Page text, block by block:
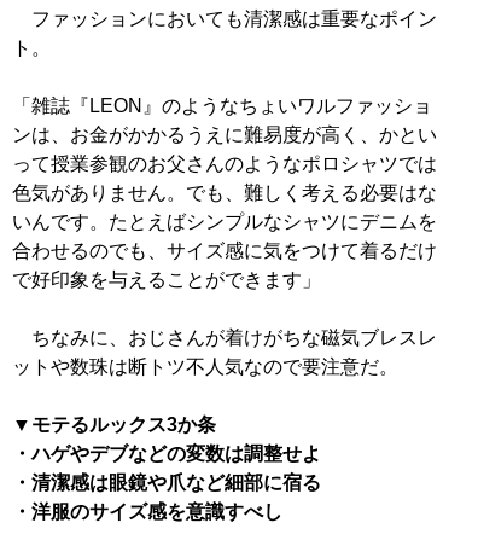
ファッションにおいても清潔感は重要なポイン
ト。
「雑誌『LEON』のようなちょいワルファッショ
ンは、お金がかかるうえに難易度が高く、かとい
って授業参観のお父さんのようなポロシャツでは
色気がありません。でも、難しく考える必要はな
いんです。たとえばシンプルなシャツにデニムを
合わせるのでも、サイズ感に気をつけて着るだけ
で好印象を与えることができます」
ちなみに、おじさんが着けがちな磁気ブレスレ
ットや数珠は断トツ不人気なので要注意だ。
▼モテるルックス3か条
・ハゲやデブなどの変数は調整せよ
・清潔感は眼鏡や爪など細部に宿る
・洋服のサイズ感を意識すべし